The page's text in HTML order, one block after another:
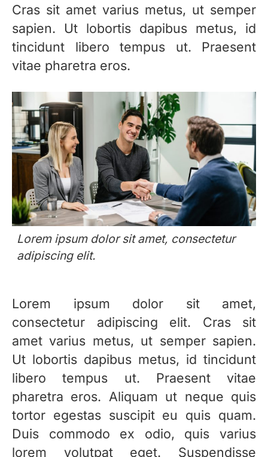
Cras sit amet varius metus, ut semper
sapien. Ut lobortis dapibus metus, id
tincidunt libero tempus ut. Praesent
vitae pharetra eros.
Lorem ipsum dolor sit amet, consectetur
adipiscing elit.
Lorem ipsum dolor sit amet,
consectetur adipiscing elit. Cras sit
amet varius metus, ut semper sapien.
Ut lobortis dapibus metus, id tincidunt
libero tempus ut. Praesent vitae
pharetra eros. Aliquam ut neque quis
tortor egestas suscipit eu quis quam.
Duis commodo ex odio, quis varius
lorem volutpat eget. Suspendisse